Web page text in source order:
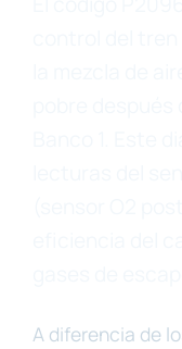
A diferencia de